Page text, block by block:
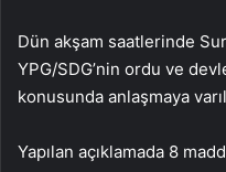
Dün akşam saatlerinde
YPG/SDG’nin ordu ve
konusunda anlaşmaya
Yapılan açıklamada 8